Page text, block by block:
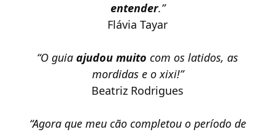
entender.”
Flávia Tayar
“O guia ajudou muito com os latidos, as
mordidas e o xixi!”
Beatriz Rodrigues
“Agora que meu cão completou o período de